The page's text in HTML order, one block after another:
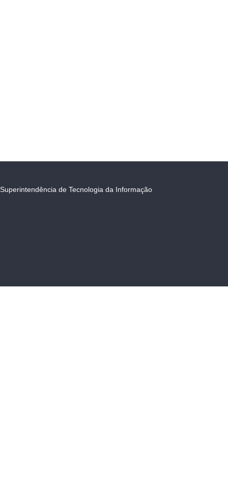
Superintendência de Tecnologia da Informação